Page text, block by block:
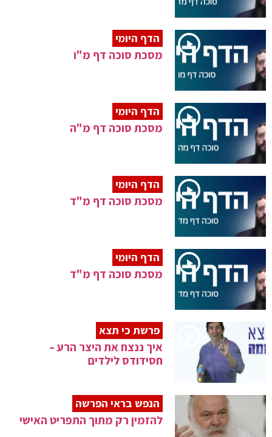
הדף היומי
מסכת סוכה דף מ"ו
הדף היומי
מסכת סוכה דף מ"ה
הדף היומי
מסכת סוכה דף מ"ד
הדף היומי
מסכת סוכה דף מ"ד
פרשת כי תצא
איך ננצח את היצר הרע –
חסידודס לילדים
הנפש בראי הפרשה
להזמין רק מתוך התפריט האישי